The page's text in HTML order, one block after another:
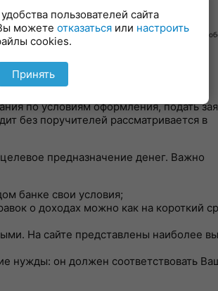
появиться доп. результаты, если Вы укажете "особые
кредитное предложение.
по условиям оформления, подать
без поручителей рассматривается в
предназначение денег. Важно
банке свои условия;
о доходах можно как на короткий
На сайте представлены наиболее
нужды: он должен соответствовать
пользователей сайта
можете отказаться или настроить
cookies.
Принять